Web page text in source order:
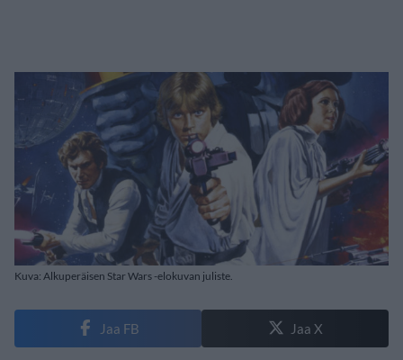
Kuva: Alkuperäisen Star Wars -elokuvan juliste.
Jaa FB Jaa X